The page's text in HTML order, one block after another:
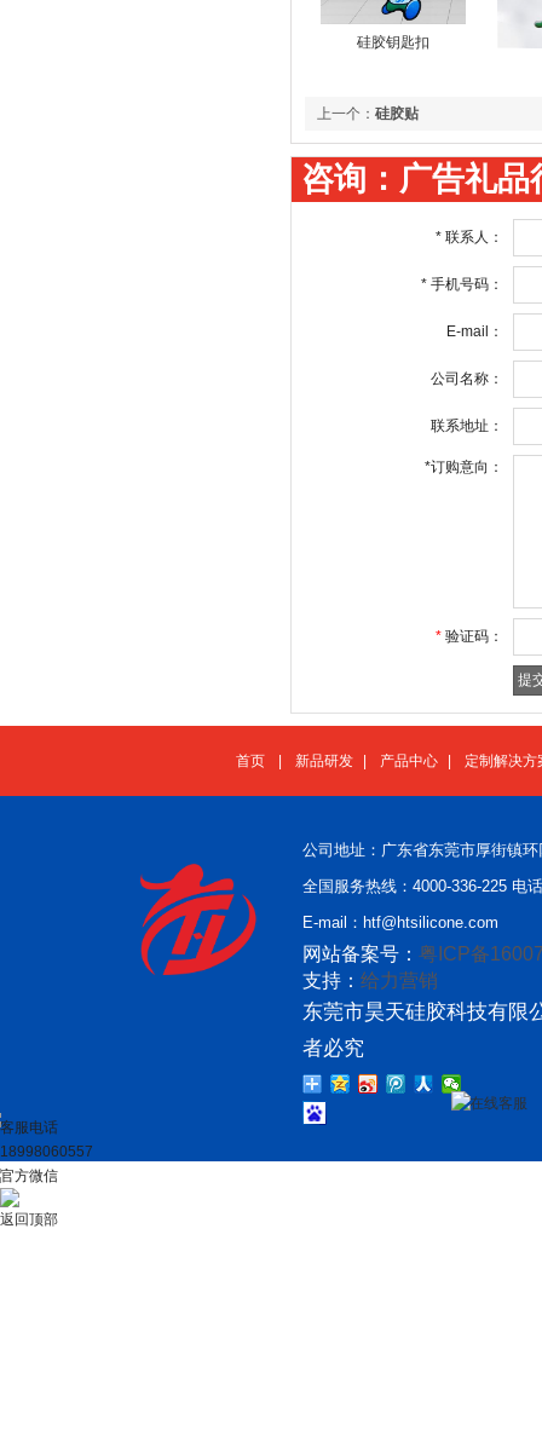
硅胶钥匙扣
上一个： 硅胶贴
咨询：广告礼品
* 联系人：
* 手机号码：
E-mail：
公司名称：
联系地址：
*订购意向：
* 验证码：
首页 新品研发 产品中心 定制解决方
公司地址：广东省东莞市厚街镇
全国服务热线：4000-336-225 电
E-mail：htf@htsilicone.com
网站备案号： 粤ICP备
支持： 给力营销
东莞市昊天硅胶科技有限
者必究
在线客服
客服电话
18998060557
官方微信
返回顶部